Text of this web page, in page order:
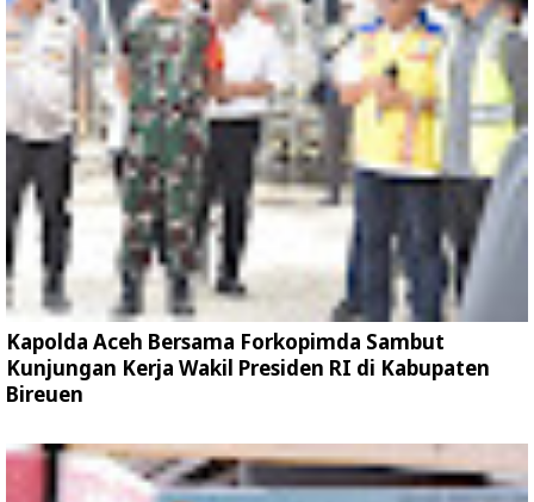
Kapolda Aceh Bersama Forkopimda Sambut
Kunjungan Kerja Wakil Presiden RI di Kabupaten
Bireuen